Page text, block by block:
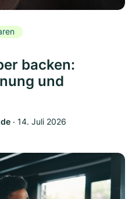
backen:
und
‧ 14. Juli 2026